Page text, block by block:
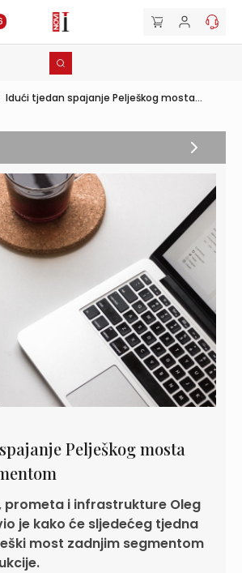
Idući tjedan spajanje Pelješkog mosta...
Pelješkog mosta
prometa i infrastrukture Oleg
je kako će sljedećeg tjedna
most zadnjim segmentom